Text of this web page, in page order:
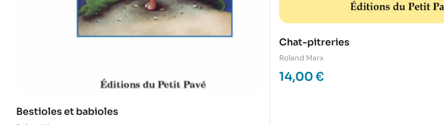
Bestioles et babioles
Chat-pitreries
Roland Marx
14,00 €